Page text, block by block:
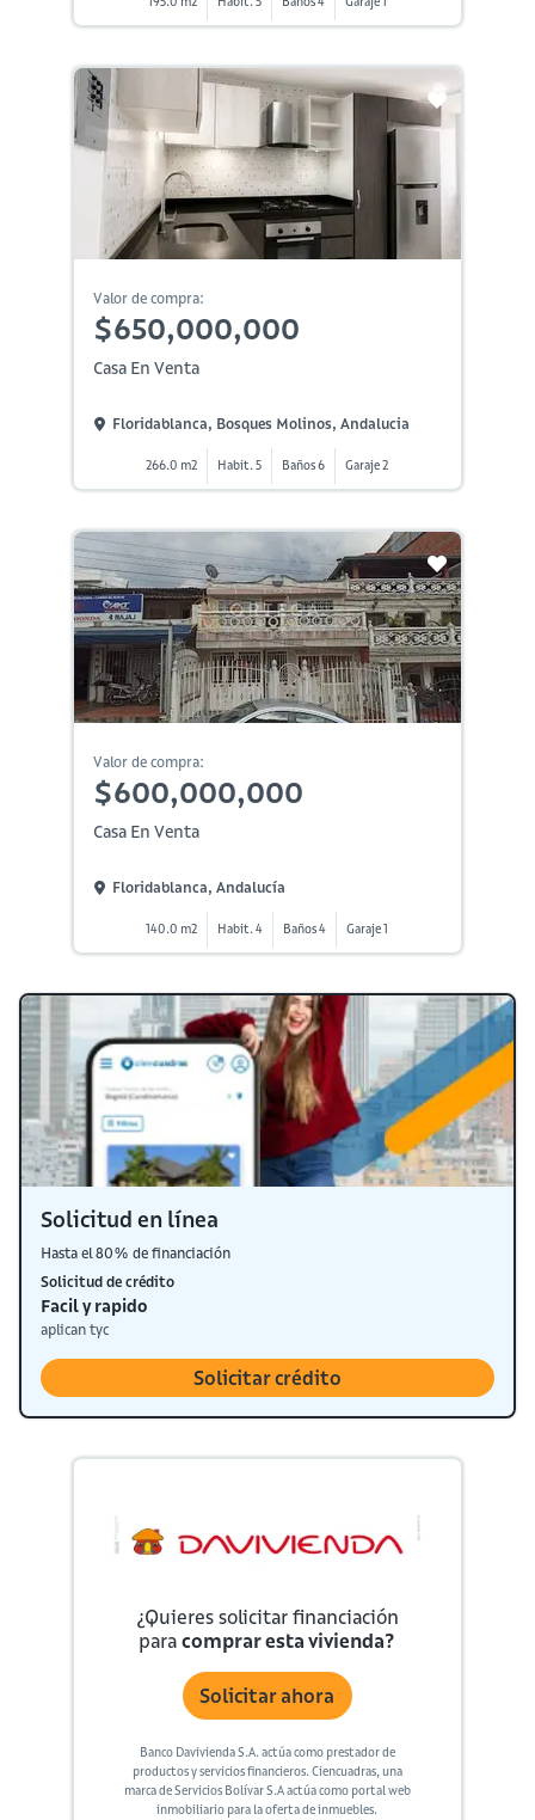
Valor de compra:
$650,000,000
Casa En Venta
Floridablanca, Bosques Molinos, Andalucia
266.0 m2 Habit. 5 Baños 6 Garaje 2
Valor de compra:
$600,000,000
Casa En Venta
Floridablanca, Andalucía
140.0 m2 Habit. 4 Baños 4 Garaje 1
Solicitud en línea
Hasta el 80% de financiación
Solicitud de crédito
Facil y rapido
aplican tyc
Solicitar crédito
¿Quieres solicitar financiación
paracomprar esta vivienda?
Solicitar ahora
Banco Davivienda S.A. actúa como prestador de
productos y servicios financieros. Ciencuadras, una
marca de Servicios Bolívar S.A actúa como portal web
inmobiliario para la oferta de inmuebles.